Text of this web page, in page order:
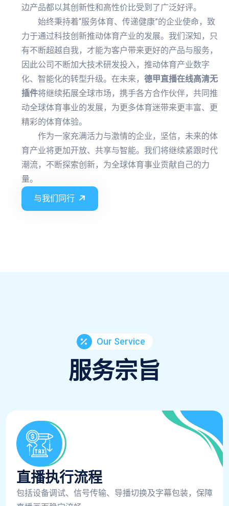
边产品都以其创新性和高性价比受到了广泛好评。
始终秉持着“服务体育、传递健康”的企业使命，致
力于通过科技创新推动体育产业的发展。我们深知，只
有不断超越自我，才能为客户带来更好的产品与服务，
因此公司不断加大技术研发投入，推动体育产业数字
化、智能化的转型升级。在未来， 德甲直播在线高清无
插件将继续拓展全球市场，携手各方合作伙伴，共同推
动全球体育事业的发展，为更多体育迷带来更丰富、更
精彩的体育体验。
作为一家充满活力与激情的企业，坚信，未来的体
育产业将更加开放、共享与智能。我们将继续紧跟时代
潮流，不断探索创新，为全球体育事业贡献自己的力
量。
与我们同行
Our Service
服务宗旨
直播执行流程
包括设备调试、信号传输、导播切换及字幕包装，保障